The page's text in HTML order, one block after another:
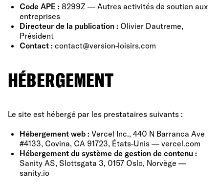
Code APE : 8299Z — Autres activités de soutien aux
entreprises
Directeur de la publication : Olivier Dautreme,
Président
Contact : contact@version-loisirs.com
HÉBERGEMENT
Le site est hébergé par les prestataires suivants :
Hébergement web : Vercel Inc., 440 N Barranca Ave
#4133, Covina, CA 91723, États-Unis — vercel.com
Hébergement du système de gestion de contenu :
Sanity AS, Slottsgata 3, 0157 Oslo, Norvège —
sanity.io